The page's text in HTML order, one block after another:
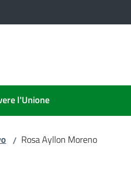
l'Unione
/ Rosa Ayllon Moreno